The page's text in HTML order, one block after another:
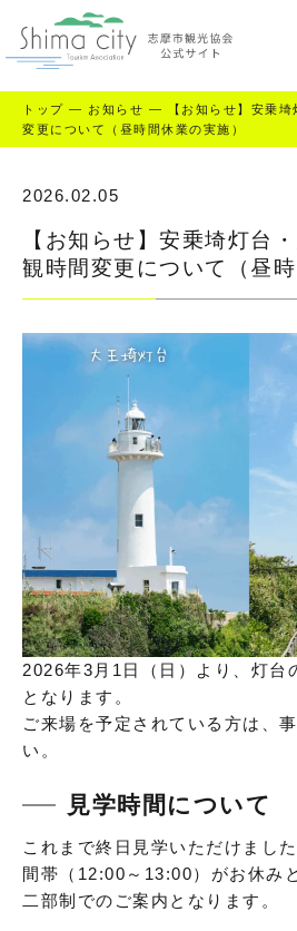
トップ — お知らせ —
【お知らせ】安乗
変更について（昼時間休業の実施）
2026.02.05
【お知らせ】安乗埼灯台
観時間変更について（昼時
2026年3月1日（日）より、灯台
となります。
ご来場を予定されている方は、
い。
見学時間について
これまで終日見学いただけまし
間帯（12:00～13:00）がお休み
二部制でのご案内となります。